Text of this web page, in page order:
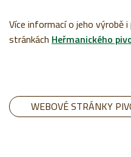
Více informací o jeho výrobě
stránkách Heřmanického
WEBOVÉ STRÁNKY